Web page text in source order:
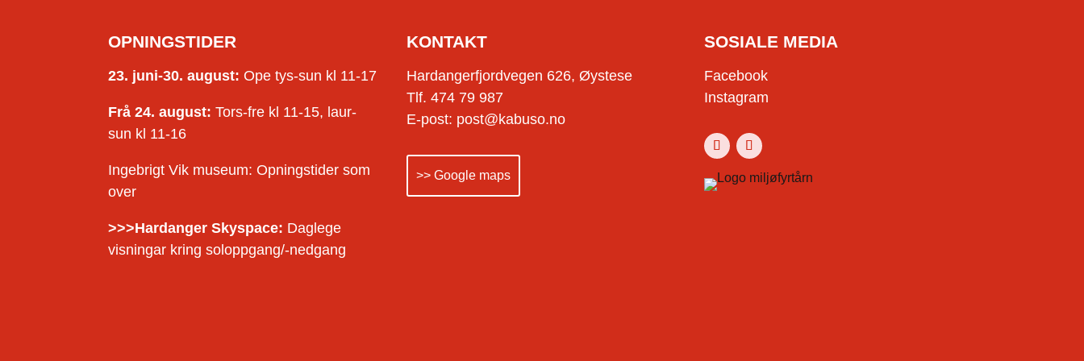
OPNINGSTIDER
23. juni-30. august: Ope tys-sun kl 11-17
Frå 24. august: Tors-fre kl 11-15, laur-
sun kl 11-16
Ingebrigt Vik museum: Opningstider som
over
>>>Hardanger Skyspace: Daglege
visningar kring soloppgang/-nedgang
KONTAKT
Hardangerfjordvegen 626, Øystese
Tlf. 474 79 987
E-post: post@kabuso.no
>> Google maps
SOSIALE MEDIA
Facebook
Instagram